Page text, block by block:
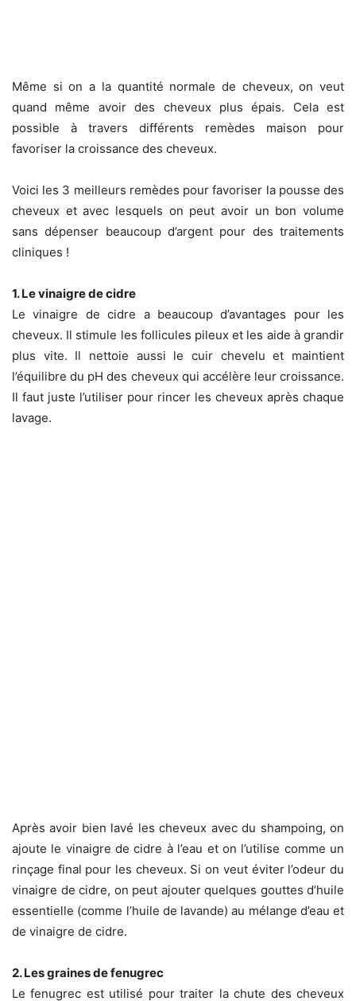
Même si on a la quantité normale de cheveux, on veut
quand même avoir des cheveux plus épais. Cela est
possible à travers différents remèdes maison pour
favoriser la croissance des cheveux.
Voici les 3 meilleurs remèdes pour favoriser la pousse des
cheveux et avec lesquels on peut avoir un bon volume
sans dépenser beaucoup d’argent pour des traitements
cliniques !
1. Le vinaigre de cidre
Le vinaigre de cidre a beaucoup d’avantages pour les
cheveux. Il stimule les follicules pileux et les aide à grandir
plus vite. Il nettoie aussi le cuir chevelu et maintient
l’équilibre du pH des cheveux qui accélère leur croissance.
Il faut juste l’utiliser pour rincer les cheveux après chaque
lavage.
Après avoir bien lavé les cheveux avec du shampoing, on
ajoute le vinaigre de cidre à l’eau et on l’utilise comme un
rinçage final pour les cheveux. Si on veut éviter l’odeur du
vinaigre de cidre, on peut ajouter quelques gouttes d’huile
essentielle (comme l’huile de lavande) au mélange d’eau et
de vinaigre de cidre.
2. Les graines de fenugrec
Le fenugrec est utilisé pour traiter la chute des cheveux